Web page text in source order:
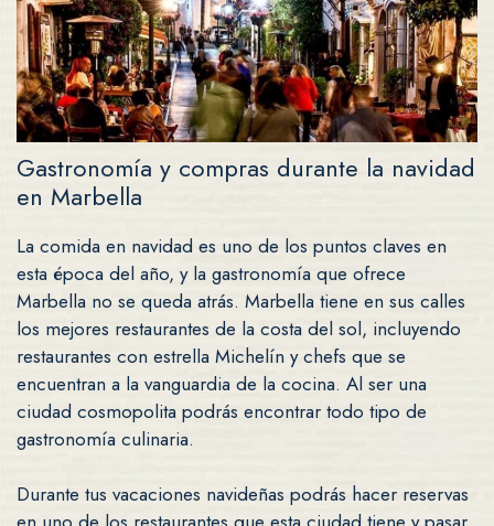
Gastronomía y compras durante la navidad
en Marbella
La comida en navidad es uno de los puntos claves en
esta época del año, y la gastronomía que ofrece
Marbella no se queda atrás. Marbella tiene en sus calles
los mejores restaurantes de la costa del sol, incluyendo
restaurantes con estrella Michelín y chefs que se
encuentran a la vanguardia de la cocina. Al ser una
ciudad cosmopolita podrás encontrar todo tipo de
gastronomía culinaria.
Durante tus vacaciones navideñas podrás hacer reservas